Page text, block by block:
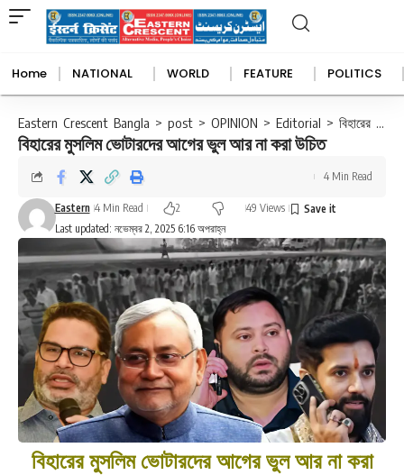
Home NATIONAL WORLD
Australia
FEATURE
Book
POLITICS
Eastern Crescent Bangla > post > OPINION > Editorial > বিহারের মুসলিম ভোটারদের আগের ভুল আর না করা উচিত
বিহারের মুসলিম ভোটারদের আগের ভুল আর না করা উচিত
Last updated: নভেম্বর 2, 2025 6:16 অপরাহ্ন
Eastern 4 Min Read 2 49 Views
4 Min Read
বিহারের মুসলিম ভোটারদের আগের ভুল আর না করা